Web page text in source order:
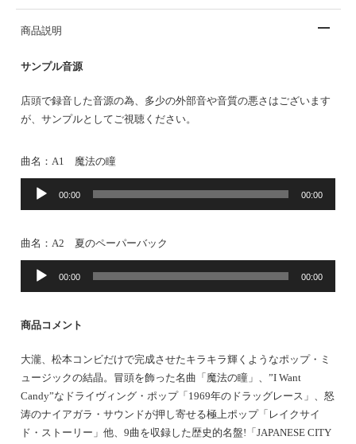
商品説明
サンプル音源
店頭で録音した音源の為、多少の外部音や音質の悪さはございます
が、サンプルとしてご視聴ください。
曲名：A1 魔法の瞳
音
ー
00:00 00:00
曲名：A2 夏のペーパーバック
音
ー
ヤ
00:00 00:00
商品コメント
大瀧、松本コンビだけで完成させたキラキラ輝くようなポップ・ミ
ュージックの結晶。冒頭を飾った名曲「魔法の瞳」、”I Want
Candy”なドライヴィング・ポップ「1969年のドラッグレース」、怒
涛のナイアガラ・サウンドが押し寄せる極上ポップ「レイクサイ
ド・ストーリー」他、9曲を収録した歴史的名盤!「JAPANESE CITY